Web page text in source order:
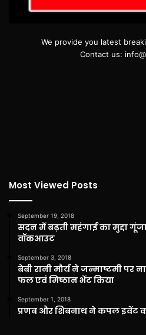
We provide you latest
Contact us:
Most Viewed Posts
September 19, 2018
सदन में बढ़ती महंगाई का मुद्दा
वॉकआउट
September 3, 2018
बेबी रानी मौर्य ने जन्माष्टमी पर
फल एवं मिष्ठान भेंट किया
September 1, 2018
प्रणब और शिबनाथ ने कपल इवेंट